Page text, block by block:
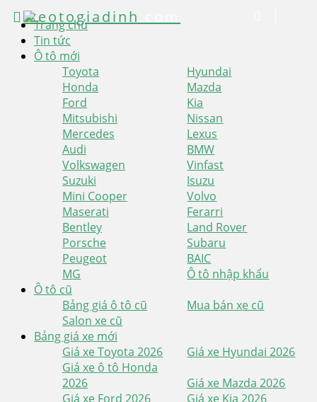
Trang chủ
Tin tức
Ô tô mới
Toyota
Hyundai
Honda
Mazda
Ford
Kia
Mitsubishi
Nissan
Mercedes
Lexus
Audi
BMW
Volkswagen
Vinfast
Suzuki
Isuzu
Mini Cooper
Volvo
Maserati
Ferarri
Bentley
Land Rover
Porsche
Subaru
Peugeot
BAIC
MG
Ô tô nhập khẩu
Ô tô cũ
Bảng giá ô tô cũ
Mua bán xe cũ
Salon xe cũ
Bảng giá xe mới
Giá xe Toyota 2026
Giá xe Hyundai 2026
Giá xe ô tô Honda
2026
Giá xe Mazda 2026
Giá xe Ford 2026
Giá xe Kia 2026
xeotogiadinh